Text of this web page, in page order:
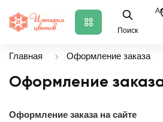
Поиск
Главная Оформление заказа
Оформление
Оформление заказа на сайте